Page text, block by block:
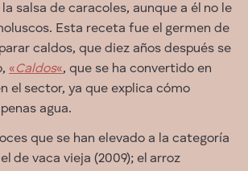
salsa de caracoles, aunque a él no le
Esta receta fue el germen de
caldos, que diez años después se
«Caldos«, que se ha convertido en
el sector, ya que explica cómo
agua.
que se han elevado a la categoría
de vaca vieja (2009); el arroz